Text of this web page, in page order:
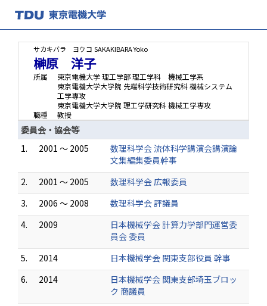
サカキバラ ヨウコ SAKAKIBARA Yoko
榊原 洋子
所属
東京電機大学 理工学部 理工学科 機械工学系
東京電機大学大学院 先端科学技術研究科 機械システム
工学専攻
東京電機大学大学院 理工学研究科 機械工学専攻
職種
教授
委員会・協会等
1.
2001 ～ 2005
数理科学会 流体科学講演会講演論
文集編集委員幹事
2.
2001 ～ 2005
数理科学会 広報委員
3.
2006 ～ 2008
数理科学会 評議員
4.
2009
日本機械学会 計算力学部門運営委
員会 委員
5.
2014
日本機械学会 関東支部役員 幹事
6.
2014
日本機械学会 関東支部埼玉ブロッ
ク 商議員